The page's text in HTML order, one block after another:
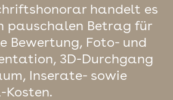
handelt es
pauschalen Betrag für
Bewertung, Foto- und
3D-Durchgang
Inserate- sowie
Kosten.